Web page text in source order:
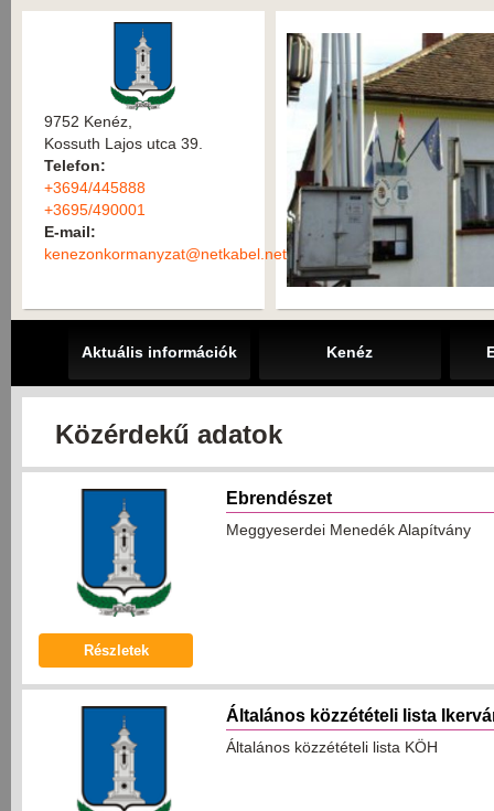
9752 Kenéz,
Kossuth Lajos utca 39.
Telefon:
+3694/445888
+3695/490001
E-mail:
kenezonkormanyzat@netkabel.net
Aktuális információk Kenéz
Közérdekű adatok
Ebrendészet
Meggyeserdei Menedék Alapítvány
Részletek
Általános közzétételi lista
Általános közzétételi lista KÖH